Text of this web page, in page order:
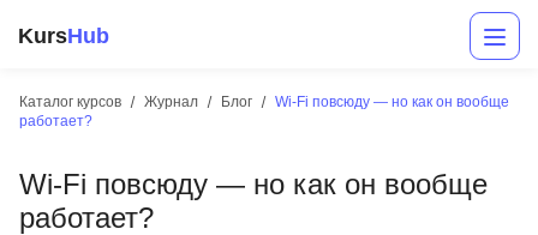
KursHub
Каталог курсов Журнал Блог
Wi-Fi повсюду — но как он вообще
работает?
Wi-Fi повсюду — но как он вообще
работает?